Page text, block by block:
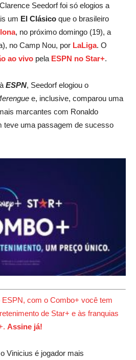
Seedorf foi só elogios a
um El Clásico que o brasileiro
, no próximo domingo (19), a
no Camp Nou, por LaLiga. O
ao vivo pela ESPN no Star+.
ESPN, Seedorf elogiou o
e, inclusive, comparou uma
marcantes com Ronaldo
teve uma passagem de sucesso
com o Combo+ você tem
de Star+ e às franquias
Assine já!
Vinicius é jogador mais